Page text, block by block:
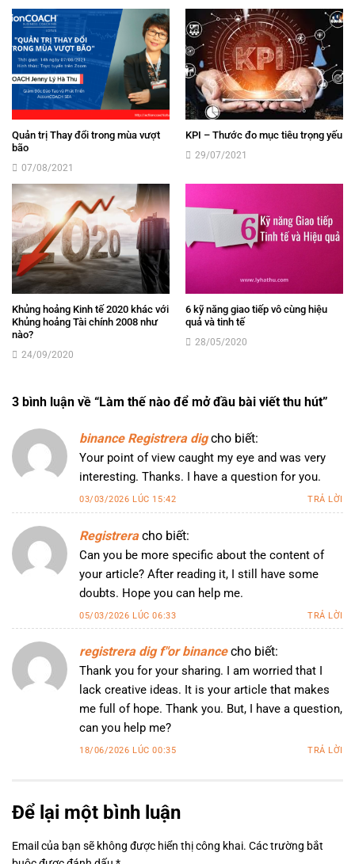
Quản trị Thay đổi trong mùa vượt
bão
07/08/2021
KPI – Thước đo mục tiêu trọng yếu
29/07/2021
Khủng hoảng Kinh tế 2020 khác với
Khủng hoảng Tài chính 2008 như
nào?
24/09/2020
6 kỹ năng giao tiếp vô cùng hiệu
quả và tinh tế
28/05/2020
3 bình luận về “Làm thế nào để mở đầu bài viết thu hút”
binance Registrera dig cho biết:
Your point of view caught my eye and was very
interesting. Thanks. I have a question for you.
03/03/2026 LÚC 15:42 TRẢ LỜI
Registrera cho biết:
Can you be more specific about the content of
your article? After reading it, I still have some
doubts. Hope you can help me.
05/03/2026 LÚC 06:33 TRẢ LỜI
registrera dig f"or binance cho biết:
Thank you for your sharing. I am worried that I
lack creative ideas. It is your article that makes
me full of hope. Thank you. But, I have a question,
can you help me?
18/06/2026 LÚC 00:35 TRẢ LỜI
Để lại một bình luận
Email của bạn sẽ không được hiển thị công khai. Các trường bắt